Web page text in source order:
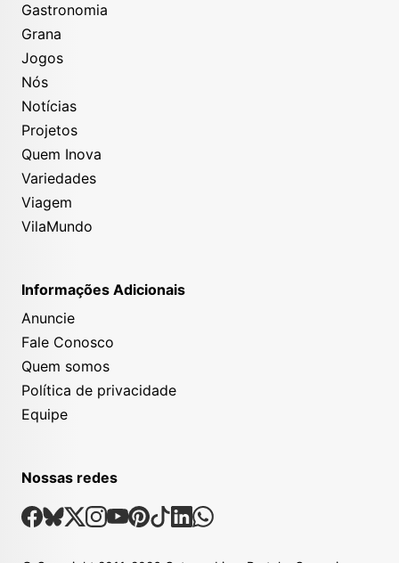
Gastronomia
Grana
Jogos
Nós
Notícias
Projetos
Quem Inova
Variedades
Viagem
VilaMundo
Informações Adicionais
Anuncie
Fale Conosco
Quem somos
Política de privacidade
Equipe
Nossas redes
Nossas Redes Sociais
Facebook
Bsky
X Instagram
Youtube
Pinterest
TiktokLinkedin
Whatsapp